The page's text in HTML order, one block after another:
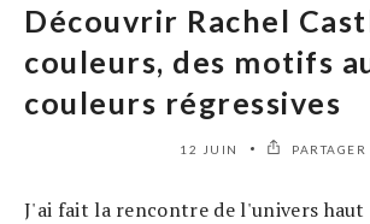
Découvrir Rachel
couleurs, des motifs
couleurs régressives
12 JUIN PARTAGER
J'ai fait la rencontre de l'univers haut